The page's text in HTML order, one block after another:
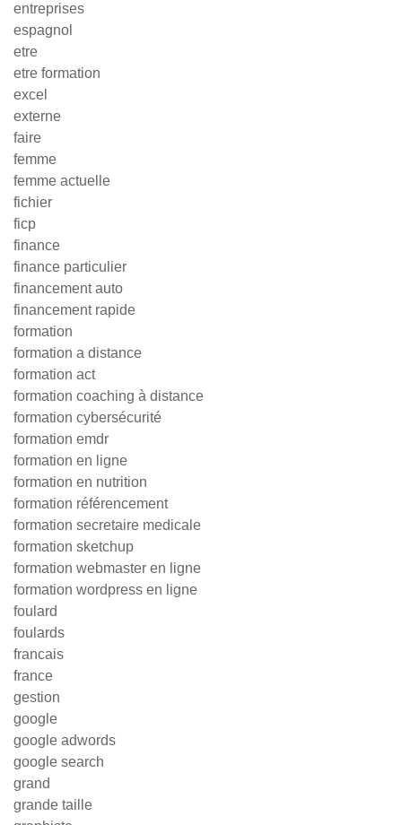
entreprises
espagnol
etre
etre formation
excel
externe
faire
femme
femme actuelle
fichier
ficp
finance
finance particulier
financement auto
financement rapide
formation
formation a distance
formation act
formation coaching à distance
formation cybersécurité
formation emdr
formation en ligne
formation en nutrition
formation référencement
formation secretaire medicale
formation sketchup
formation webmaster en ligne
formation wordpress en ligne
foulard
foulards
francais
france
gestion
google
google adwords
google search
grand
grande taille